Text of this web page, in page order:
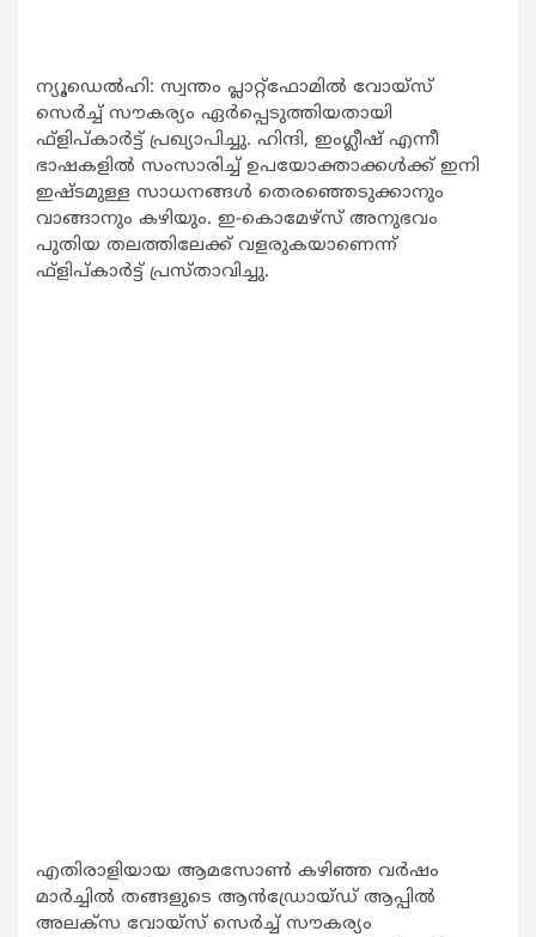
ന്യൂഡെല്‍ഹി: സ്വന്തം പ്ലാറ്റ്‌ഫോമില്‍ വോയ്‌സ്
സെര്‍ച്ച് സൗകര്യം ഏര്‍പ്പെടുത്തിയതായി
ഫ്‌ളിപ്കാര്‍ട്ട് പ്രഖ്യാപിച്ചു. ഹിന്ദി, ഇംഗ്ലീഷ് എന്നീ
ഭാഷകളില്‍ സംസാരിച്ച് ഉപയോക്താക്കള്‍ക്ക് ഇനി
ഇഷ്ടമുള്ള സാധനങ്ങള്‍ തെരഞ്ഞെടുക്കാനും
വാങ്ങാനും കഴിയും. ഇ-കൊമേഴ്‌സ് അനുഭവം
പുതിയ തലത്തിലേക്ക് വളരുകയാണെന്ന്
ഫ്‌ളിപ്കാര്‍ട്ട് പ്രസ്താവിച്ചു.
എതിരാളിയായ ആമസോണ്‍ കഴിഞ്ഞ വര്‍ഷം
മാര്‍ച്ചില്‍ തങ്ങളുടെ ആന്‍ഡ്രോയ്ഡ് ആപ്പില്‍
അലക്‌സ വോയ്‌സ് സെര്‍ച്ച് സൗകര്യം